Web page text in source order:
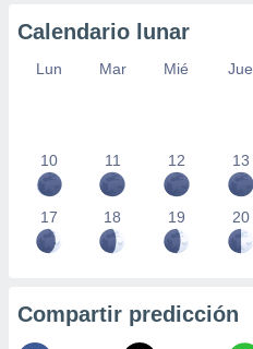
Calendario lunar
Lun Mar Mié Jue
10 11 12 13
17 18 19 20
Compartir predicción